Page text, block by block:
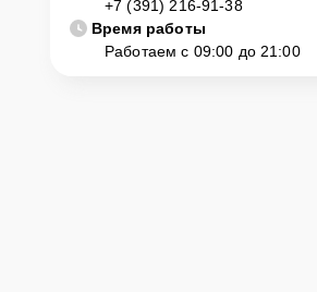
крупногабаритной техники, он может
доставку или услугу выезда мастера.
удобное место и время, проведет
+7 (391) 216-91-38
Время работы
Работаем с 09:00 до 21:00